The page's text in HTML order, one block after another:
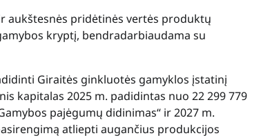
aukštesnės pridėtinės vertės produktų
kryptį, bendradarbiaudama su
Giraitės ginkluotės gamyklos įstatinį
kapitalas 2025 m. padidintas nuo 22 299 779
pajėgumų didinimas“ ir 2027 m.
atliepti augančius produkcijos